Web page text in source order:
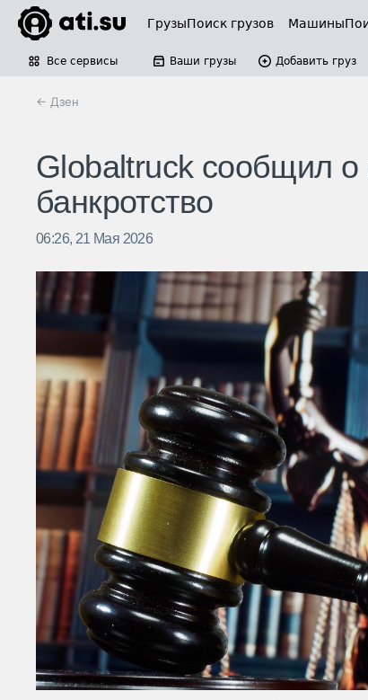
ГрузыПоиск грузов Машины
Все сервисы Ваши грузы Добавить груз
← Дзен
Globaltruck сообщил
банкротство
06:26, 21 Мая 2026